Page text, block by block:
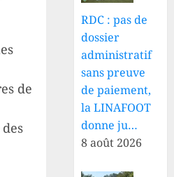
de
RDC : pas de
dossier
administratif
sans preuve
de paiement,
la LINAFOOT
donne ju…
8 août 2026